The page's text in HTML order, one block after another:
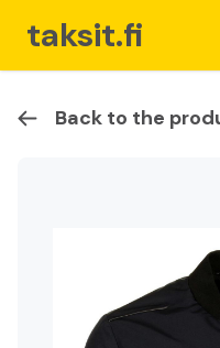
taksit.fi
Store
Back to the